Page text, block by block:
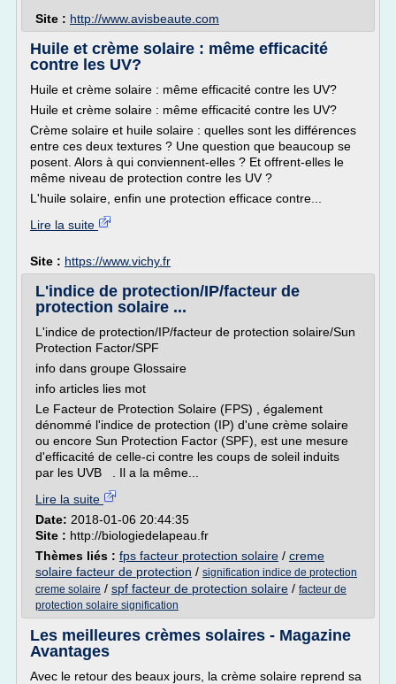
Site : http://www.avisbeaute.com
Huile et crème solaire : même efficacité
contre les UV?
Huile et crème solaire : même efficacité contre les UV?
Huile et crème solaire : même efficacité contre les UV?
Crème solaire et huile solaire : quelles sont les différences
entre ces deux textures ? Une question que beaucoup se
posent. Alors à qui conviennent-elles ? Et offrent-elles le
même niveau de protection contre les UV ?
L'huile solaire, enfin une protection efficace contre...
Lire la suite
Site : https://www.vichy.fr
L'indice de protection/IP/facteur de
protection solaire ...
L'indice de protection/IP/facteur de protection solaire/Sun
Protection Factor/SPF
info dans groupe Glossaire
info articles lies mot
Le Facteur de Protection Solaire (FPS) , également
dénommé l'indice de protection (IP) d'une crème solaire
ou encore Sun Protection Factor (SPF), est une mesure
d'efficacité de celle-ci contre les coups de soleil induits
par les UVB . Il a la même...
Lire la suite
Date: 2018-01-06 20:44:35
Site : http://biologiedelapeau.fr
Thèmes liés : fps facteur protection solaire / creme
solaire facteur de protection / signification indice de protection
creme solaire / spf facteur de protection solaire / facteur de
protection solaire signification
Les meilleures crèmes solaires - Magazine
Avantages
Avec le retour des beaux jours, la crème solaire reprend sa